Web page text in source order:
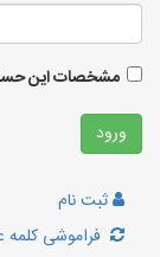
مشخصات این
ثبت نام
فراموشی کلمه